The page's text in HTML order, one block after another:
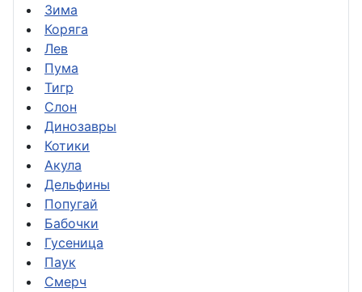
Зима
Коряга
Лев
Пума
Тигр
Слон
Динозавры
Котики
Акула
Дельфины
Попугай
Бабочки
Гусеница
Паук
Смерч